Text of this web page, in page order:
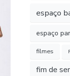
espaço
espaço
filmes
fim de